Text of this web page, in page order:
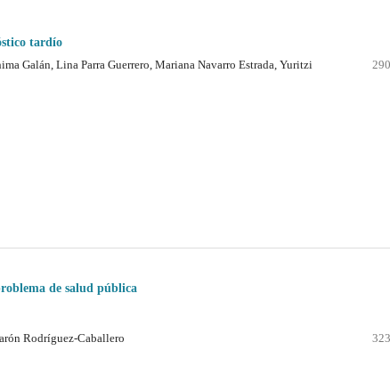
tardío
Galán, Lina Parra Guerrero, Mariana Navarro Estrada, Yuritzi
de salud pública
Rodríguez-Caballero